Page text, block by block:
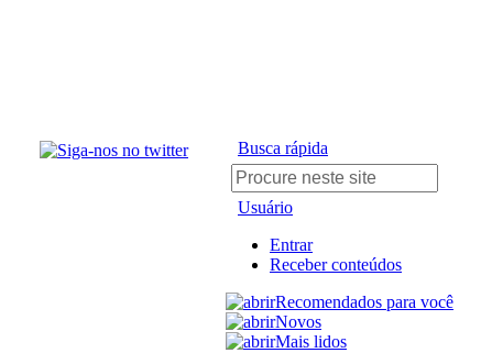
Busca rápida
Usuário
Entrar
Receber conteúdos
Recomendados para você
Novos
Mais lidos